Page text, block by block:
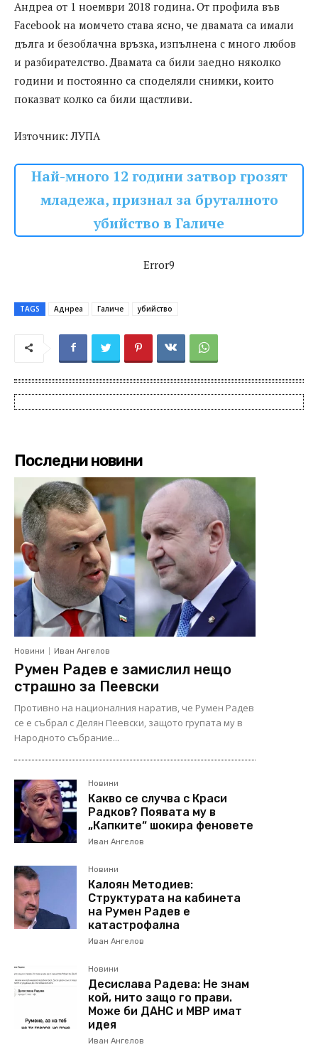
Андреа от 1 ноември 2018 година. От профила във
Facebook на момчето става ясно, че двамата са имали
дълга и безоблачна връзка, изпълнена с много любов
и разбирателство. Двамата са били заедно няколко
години и постоянно са споделяли снимки, които
показват колко са били щастливи.
Източник: ЛУПА
Най-много 12 години затвор грозят
младежа, признал за бруталното
убийство в Галиче
Error9
TAGS Аднреа Галиче убийство
Последни новини
Новини Иван Ангелов
Румен Радев е замислил нещо
страшно за Пеевски
Противно на националния наратив, че Румен Радев
се е събрал с Делян Пеевски, защото групата му в
Народното събрание...
Новини
Какво се случва с Краси
Радков? Появата му в
„Капките“ шокира феновете
Иван Ангелов
Новини
Калоян Методиев:
Структурата на кабинета
на Румен Радев е
катастрофална
Иван Ангелов
Новини
Десислава Радева: Не знам
кой, нито защо го прави.
Може би ДАНС и МВР имат
идея
Иван Ангелов